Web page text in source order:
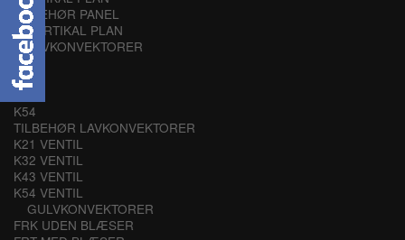
TILBEHØR PANEL
VERTIKAL PLAN
LAVKONVEKTORER
K21
K32
K43
K54
TILBEHØR LAVKONVEKTORER
K21 VENTIL
K32 VENTIL
K43 VENTIL
K54 VENTIL
GULVKONVEKTORER
FRK UDEN BLÆSER